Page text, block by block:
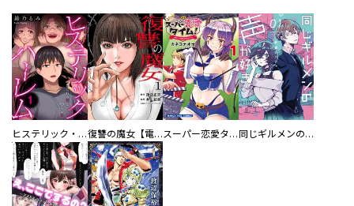
ヒステリック・ハーレム～搾られる男と堕ちる女～【電子単行本版】 復讐の魔女【電子単行本版】 スーパー恋愛タイム！～現場でドＳな彼女は自宅でデレる～ 同じギルメンの声が好き